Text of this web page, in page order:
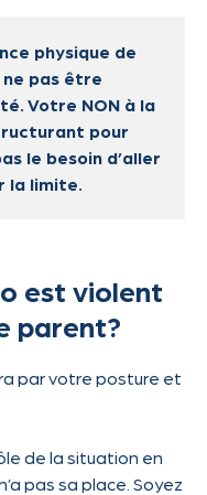
physique de
ne pas être
Votre NON à la
pour
le besoin d’aller
la limite.
est violent
parent?
par votre posture et
de la situation en
pas sa place. Soyez